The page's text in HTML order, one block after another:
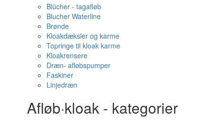
Blücher - tagafløb
Blucher Waterline
Brønde
Kloakdæksler og karme
Topringe til kloak karme
Kloakrensere
Dræn- afløbspumper
Faskiner
Linjedræn
Afløb·kloak - kategorier